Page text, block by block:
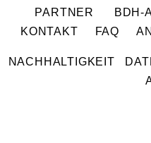
PARTNER
BDH-
KONTAKT
FAQ
NACHHALTIGKEIT